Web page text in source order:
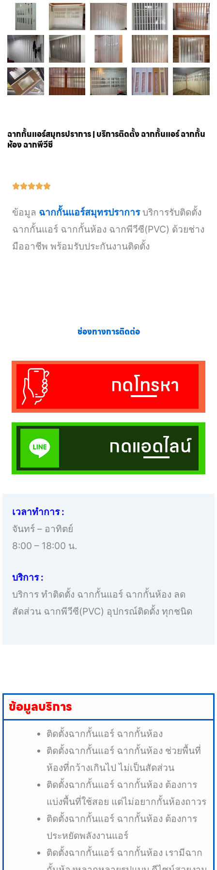
ฉากกั้นแอร์สมุทรปราการ | บริการติดตั้ง ฉากกั้นแอร์ ฉากกั้น
ห้อง ฉากพีวีซี
ข้อมูล ฉากกั้นแอร์สมุทรปราการบริการรับติดตั้ง
ฉากกั้นแอร์ ฉากกั้นห้อง ฉากพีวีซี(PVC) ด้วยช่าง
มืออาชีพ พร้อมรับประกันงานติดตั้ง
ช่องทางการติดต่อ
เวลาทำการ :
จันทร์ – อาทิตย์
8:00 – 18:00 น.
บริการ :
บริการ ทำติดตั้ง ฉากกั้นแอร์ ฉากกั้นห้อง ลด
สัดส่วน ฉากพีวีซี(PVC) อุปกรณ์ติดตั้ง ทุกชนิด
ข้อมูลบริการ
ติดตั้งฉากกั้นแอร์ ฉากกั้นห้อง
ติดตั้งฉากกั้นแอร์ ฉากกั้นห้อง ช่วยพื้นที่
ห้องที่กว้างเกินไป ไม่เป็นสัดส่วน
ติดตั้งฉากกั้นแอร์ ฉากกั้นห้อง ต้องการ
แบ่งพื้นที่ใช้สอย แต่ไม่อยากกั้นห้องถาวร
ติดตั้งฉากกั้นแอร์ ฉากกั้นห้อง ต้องการ
ประหยัดพลังงานแอร์
ติดตั้งฉากกั้นแอร์ ฉากกั้นห้อง เรามีฉาก